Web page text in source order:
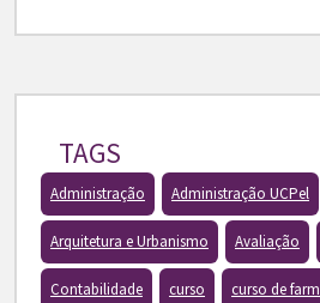
TAGS
Administração Administração UCPel
Arquitetura e Urbanismo Avaliação
Contabilidade curso curso de